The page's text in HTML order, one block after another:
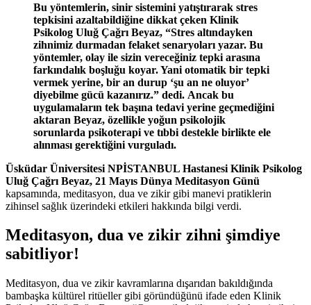
Bu yöntemlerin, sinir sistemini yatıştırarak stres
tepkisini azaltabildiğine dikkat çeken Klinik
Psikolog Uluğ Çağrı Beyaz, “Stres altındayken
zihnimiz durmadan felaket senaryoları yazar. Bu
yöntemler, olay ile sizin vereceğiniz tepki arasına
farkındalık boşluğu koyar. Yani otomatik bir tepki
vermek yerine, bir an durup ‘şu an ne oluyor’
diyebilme gücü kazanırız.” dedi. Ancak bu
uygulamaların tek başına tedavi yerine geçmediğini
aktaran Beyaz, özellikle yoğun psikolojik
sorunlarda psikoterapi ve tıbbi destekle birlikte ele
alınması gerektiğini vurguladı.
Üsküdar Üniversitesi NPİSTANBUL Hastanesi Klinik Psikolog
Uluğ Çağrı Beyaz, 21 Mayıs Dünya Meditasyon Günü
kapsamında, meditasyon, dua ve zikir gibi manevi pratiklerin
zihinsel sağlık üzerindeki etkileri hakkında bilgi verdi.
Meditasyon, dua ve zikir zihni şimdiye
sabitliyor!
Meditasyon, dua ve zikir kavramlarına dışarıdan bakıldığında
bambaşka kültürel ritüeller gibi göründüğünü ifade eden Klinik